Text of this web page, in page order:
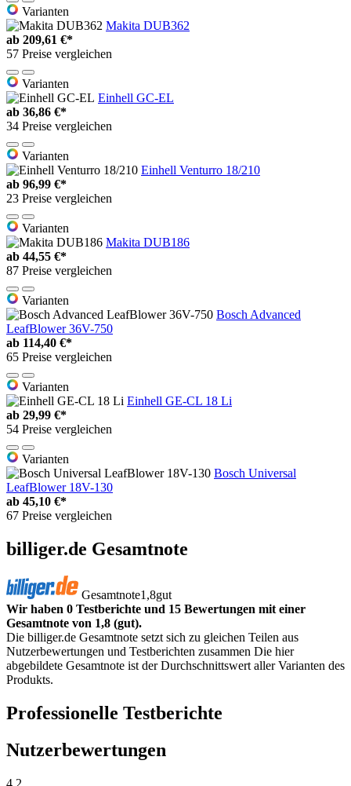
Varianten
Makita DUB362
ab 209,61 €*
57 Preise vergleichen
Varianten
Einhell GC-EL
ab 36,86 €*
34 Preise vergleichen
Varianten
Einhell Venturro 18/210
ab 96,99 €*
23 Preise vergleichen
Varianten
Makita DUB186
ab 44,55 €*
87 Preise vergleichen
Varianten
Bosch Advanced
LeafBlower 36V-750
ab 114,40 €*
65 Preise vergleichen
Varianten
Einhell GE-CL 18 Li
ab 29,99 €*
54 Preise vergleichen
Varianten
Bosch Universal
LeafBlower 18V-130
ab 45,10 €*
67 Preise vergleichen
billiger.de Gesamtnote
Gesamtnote1,8gut
Wir haben 0 Testberichte und 15 Bewertungen mit einer
Gesamtnote von 1,8 (gut).
Die billiger.de Gesamtnote setzt sich zu gleichen Teilen aus
Nutzerbewertungen und Testberichten zusammen Die hier
abgebildete Gesamtnote ist der Durchschnittswert aller Varianten des
Produkts.
Professionelle Testberichte
Nutzerbewertungen
4,2